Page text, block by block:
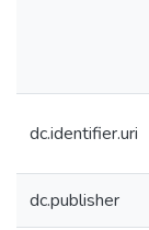
dc.identifier.uri
dc.publisher